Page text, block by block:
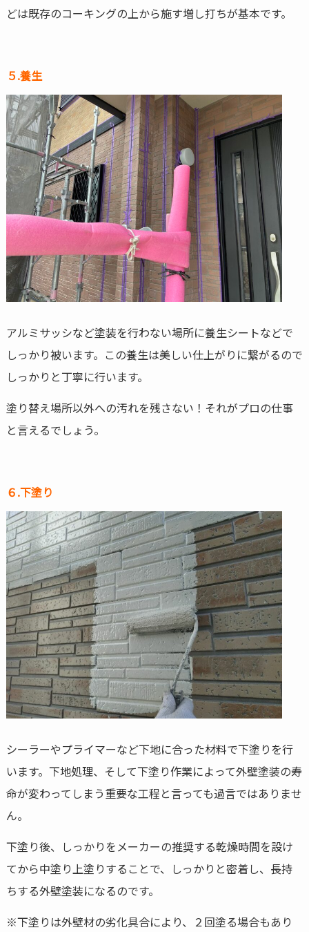
どは既存のコーキングの上から施す増し打ちが基本です。
５.養生
アルミサッシなど塗装を行わない場所に養生シートなどで
しっかり被います。この養生は美しい仕上がりに繋がるので
しっかりと丁寧に行います。
塗り替え場所以外への汚れを残さない！それがプロの仕事
と言えるでしょう。
６.下塗り
シーラーやプライマーなど下地に合った材料で下塗りを行
います。下地処理、そして下塗り作業によって外壁塗装の寿
命が変わってしまう重要な工程と言っても過言ではありませ
ん。
下塗り後、しっかりをメーカーの推奨する乾燥時間を設け
てから中塗り上塗りすることで、しっかりと密着し、長持
ちする外壁塗装になるのです。
※下塗りは外壁材の劣化具合により、２回塗る場合もあり